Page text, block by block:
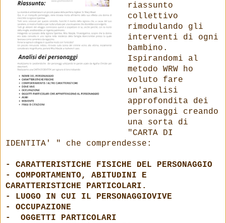
riassunto
collettivo
rimodulando gli
interventi di ogni
bambino.
Ispirandomi al
metodo WRW ho
voluto fare
un'analisi
approfondita dei
personaggi creando
una sorta di
"CARTA DI
IDENTITA' " che comprendesse:
- CARATTERISTICHE FISICHE DEL PERSONAGGIO
- COMPORTAMENTO, ABITUDINI E
CARATTERISTICHE PARTICOLARI.
- LUOGO IN CUI IL PERSONAGGIOVIVE
- OCCUPAZIONE
- OGGETTI PARTICOLARI